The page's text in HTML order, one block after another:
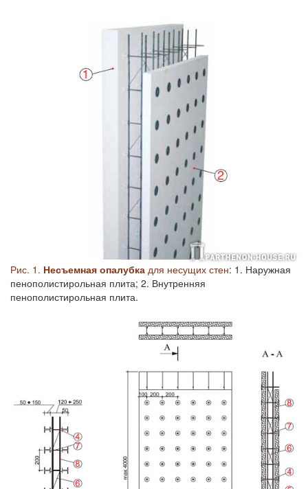
Рис. 1. Несъемная опалубка для несущих стен: 1. Наружная
пенополистирольная плита; 2. Внутренняя
пенополистирольная плита.